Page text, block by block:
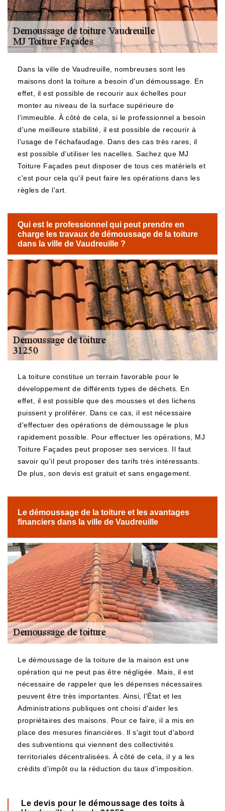
Dans la ville de Vaudreuille, nombreuses sont les
maisons dont la toiture a besoin d'un démoussage. En
effet, il est possible de recourir aux échelles pour
monter au niveau de la surface supérieure de
l'immeuble. À côté de cela, si le professionnel a besoin
d'une meilleure stabilité, il est possible de recourir à
l'usage de l'échafaudage. Dans des cas très rares, il
est possible d'utiliser les nacelles. Sachez que MJ
Toiture Façades peut disposer de tous ces matériels et
c'est pour cela qu'il peut faire les opérations dans les
règles de l'art.
Qui est le professionnel qui peut prendre en
charge les travaux de démoussage de la toiture
dans la ville de Vaudreuille ?
La toiture constitue un terrain favorable pour le
développement de différents types de déchets. En
effet, il est possible que des mousses et des lichens
puissent y proliférer. Dans ce cas, il est nécessaire
d'effectuer des opérations de démoussage le plus
rapidement possible. Pour effectuer les opérations, MJ
Toiture Façades peut proposer ses services. Il faut
savoir qu'il peut proposer des tarifs très intéressants.
De plus, son devis est gratuit et sans engagement.
Le démoussage de la toiture et les avantages
financiers dans la ville de Vaudreuille
Le démoussage de la toiture de la maison est une
opération qui ne peut pas être négligée. Mais, il est
nécessaire de rappeler que les dépenses nécessaires
peuvent être très importantes. Ainsi, l'État et les
Administrations publiques ont choisi d'aider les
propriétaires des maisons. Pour ce faire, il a mis en
place des mesures financières. Il s'agit tout d'abord
des subventions qui viennent des collectivités
territoriales décentralisées. À côté de cela, il y a les
crédits d'impôt ou la réduction du taux d'imposition.
Le devis pour le démoussage des toits à